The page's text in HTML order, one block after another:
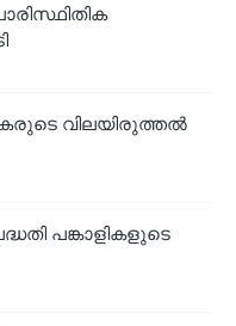
വിലയിരുത്തല്‍
പങ്കാളികളുടെ